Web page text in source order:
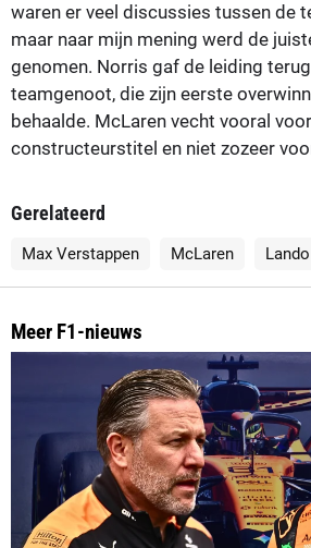
waren er veel discussies tussen de
maar naar mijn mening werd de
genomen. Norris gaf de leiding
teamgenoot, die zijn eerste
behaalde. McLaren vecht vooral
constructeurstitel en niet zozeer
Gerelateerd
Max Verstappen McLaren
Meer F1-nieuws